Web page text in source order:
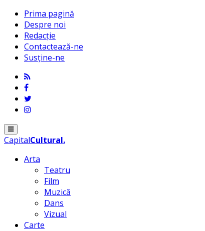
Prima pagină
Despre noi
Redacție
Contactează-ne
Susține-ne
Menu
CapitalCultural.
Arta
Teatru
Film
Muzică
Dans
Vizual
Carte